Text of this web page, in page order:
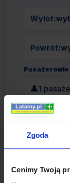
Zgoda
Cenimy Twoją
Wylot:
Powrót:
Pasażerowie
👤1